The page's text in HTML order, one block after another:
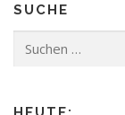
g
SUCHE
nach: